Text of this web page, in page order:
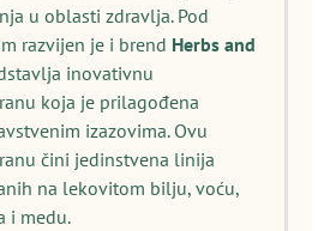
u oblasti zdravlja. Pod
razvijen je i brend Herbs and
inovativnu
koja je prilagođena
izazovima. Ovu
čini jedinstvena linija
na lekovitom bilju, voću,
i medu.